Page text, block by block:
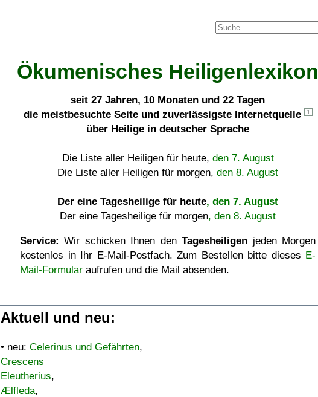
Ökumenisches Heiligenlexikon
seit 27 Jahren, 10 Monaten und 22 Tagen
die meistbesuchte Seite und zuverlässigste Internetquelle
1
über Heilige in deutscher Sprache
Die Liste aller Heiligen für heute, den 7. August
Die Liste aller Heiligen für morgen, den 8. August
Der eine Tagesheilige für heute, den 7. August
Der eine Tagesheilige für morgen, den 8. August
Service: Wir schicken Ihnen denTagesheiligen jeden Morgen
kostenlos in Ihr E-Mail-Postfach. Zum Bestellen bitte dieses E-
Mail-Formular aufrufen und die Mail absenden.
Aktuell und neu:
• neu: Celerinus und Gefährten,
Crescens
Eleutherius,
Ælfleda,